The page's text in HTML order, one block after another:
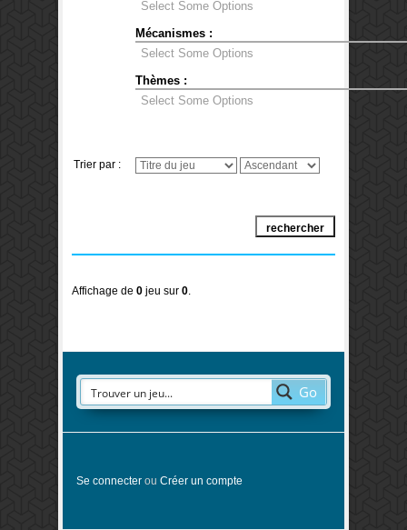
Mécanismes :
Thèmes :
Trier par :
Affichage de 0 jeu sur 0.
Go
Se connecter ou Créer un compte